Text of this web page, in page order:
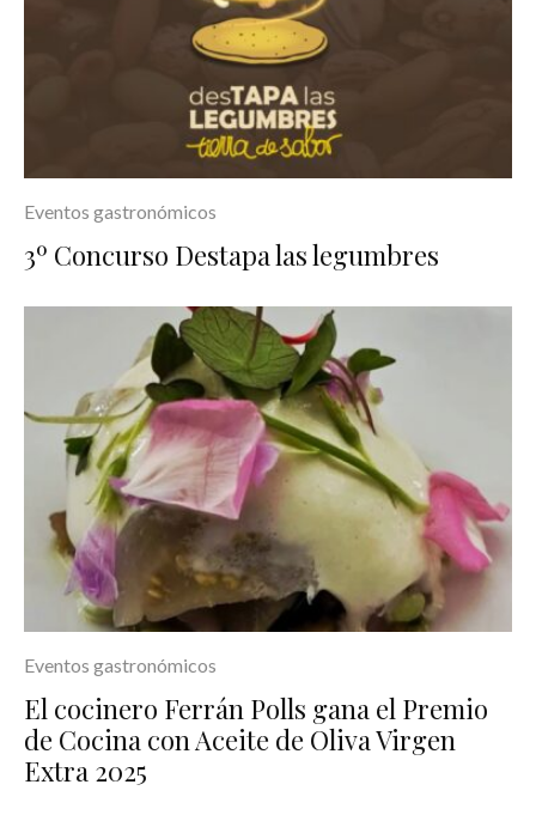
Eventos gastronómicos
3º Concurso Destapa las legumbres
Eventos gastronómicos
El cocinero Ferrán Polls gana el Premio
de Cocina con Aceite de Oliva Virgen
Extra 2025